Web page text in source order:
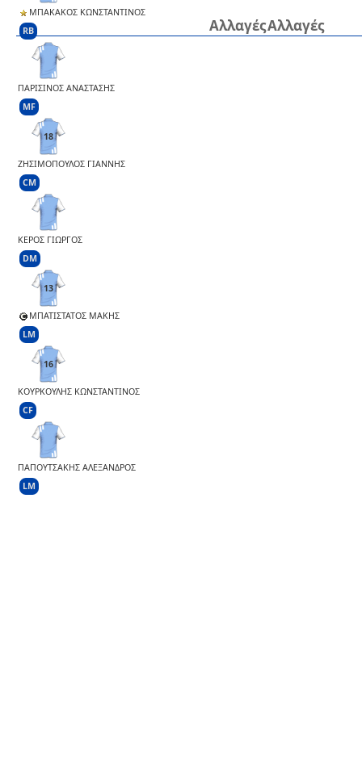
ΜΠΑΚΑΚΟΣ ΚΩΝΣΤΑΝΤΙΝΟΣ
RB
ΠΑΡΙΣΙΝΟΣ ΑΝΑΣΤΑΣΗΣ
MF
18
ΖΗΣΙΜΟΠΟΥΛΟΣ ΓΙΑΝΝΗΣ
CM
ΚΕΡΟΣ ΓΙΩΡΓΟΣ
DM
13
ΜΠΑΤΙΣΤΑΤΟΣ ΜΑΚΗΣ
LM
16
ΚΟΥΡΚΟΥΛΗΣ ΚΩΝΣΤΑΝΤΙΝΟΣ
CF
Αλλαγές
ΠΑΠΟΥΤΣΑΚΗΣ ΑΛΕΞΑΝΔΡΟΣ
LM
Αλλαγές